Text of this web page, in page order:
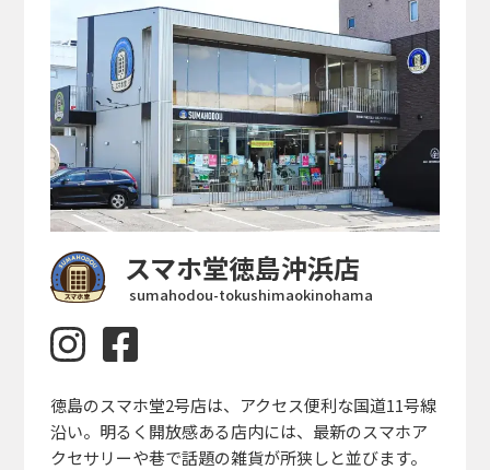
スマホ堂徳島沖浜店
sumahodou-tokushimaokinohama
徳島のスマホ堂2号店は、アクセス便利な国道11号線
沿い。明るく開放感ある店内には、最新のスマホア
クセサリーや巷で話題の雑貨が所狭しと並びます。